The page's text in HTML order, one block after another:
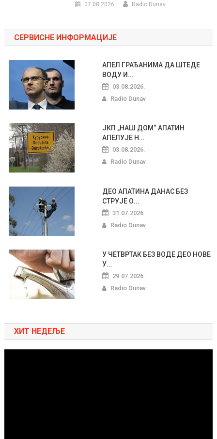
07.08.2026. Radio Dunav
СЕРВИСНЕ ИНФОРМАЦИЈЕ
АПЕЛ ГРАЂАНИМА ДА ШТЕДЕ
ВОДУ И...
03.08.2026.
Radio Dunav
ЈКП „НАШ ДОМ“ АПАТИН
АПЕЛУЈЕ Н...
03.08.2026.
Radio Dunav
ДЕО АПАТИНА ДАНАС БЕЗ
СТРУЈЕ О...
31.07.2026.
Radio Dunav
У ЧЕТВРТАК БЕЗ ВОДЕ ДЕО НОВЕ
У...
29.07.2026.
Radio Dunav
ХИТ НЕДЕЉЕ